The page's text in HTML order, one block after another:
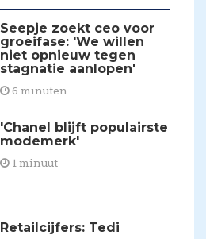
Seepje zoekt ceo voor
groeifase: 'We willen
niet opnieuw tegen
stagnatie aanlopen'
6 minuten
'Chanel blijft populairste
modemerk'
1 minuut
Retailcijfers: Tedi